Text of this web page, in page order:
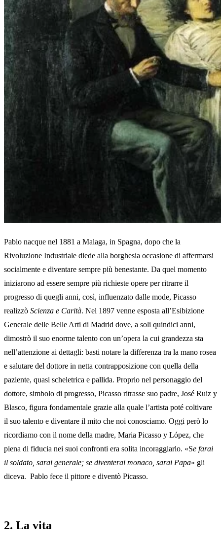
Pablo nacque nel 1881 a Malaga, in Spagna, dopo che la
Rivoluzione Industriale diede alla borghesia occasione di affermarsi
socialmente e diventare sempre più benestante. Da quel momento
iniziarono ad essere sempre più richieste opere per ritrarre il
progresso di quegli anni, così, influenzato dalle mode, Picasso
realizzò Scienza e Carità. Nel 1897 venne esposta all’Esibizione
Generale delle Belle Arti di Madrid dove, a soli quindici anni,
dimostrò il suo enorme talento con un’opera la cui grandezza sta
nell’attenzione ai dettagli: basti notare la differenza tra la mano rosea
e salutare del dottore in netta contrapposizione con quella della
paziente, quasi scheletrica e pallida. Proprio nel personaggio del
dottore, simbolo di progresso, Picasso ritrasse suo padre, José Ruiz y
Blasco, figura fondamentale grazie alla quale l’artista poté coltivare
il suo talento e diventare il mito che noi conosciamo. Oggi però lo
ricordiamo con il nome della madre, Maria Picasso y López, che
piena di fiducia nei suoi confronti era solita incoraggiarlo. «Se farai
il soldato, sarai generale; se diventerai monaco, sarai Papa» gli
diceva. Pablo fece il pittore e diventò Picasso.
2. La vita